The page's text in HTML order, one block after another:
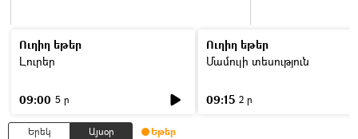
Ուղիղ եթեր
Լուրեր
09:00 5 ր
Ուղիղ եթեր
Մամուլի տեսություն
09:15 2 ր
Երեկ Այսօր Եթեր